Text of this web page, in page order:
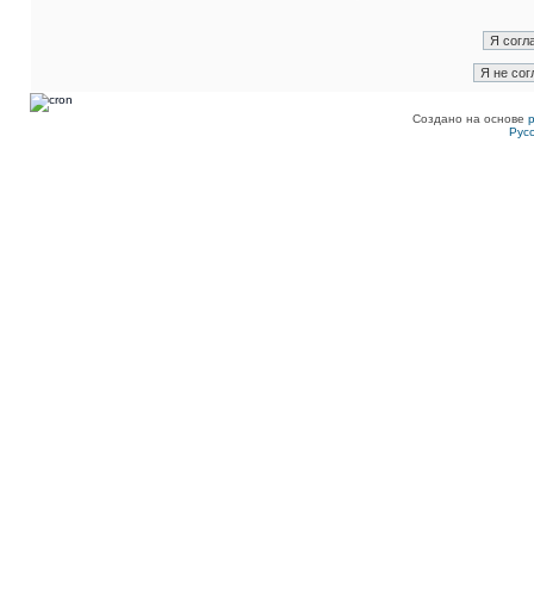
Создано на основе